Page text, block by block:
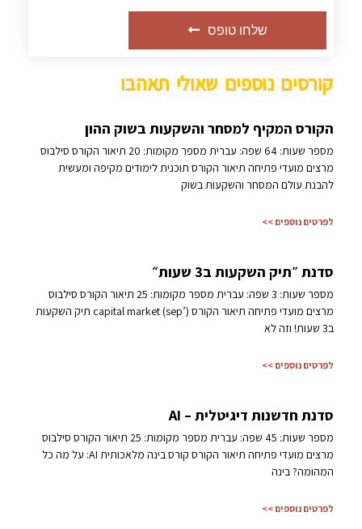
שלחו טופס
קורסים נוספים שאולי תאהבו
הקורס המקיף למסחר והשקעות בשוק ההון
מספר שעות: 64 שפה: עברית מספר מקומות: 20 תיאור הקורס סילבוס
מרצים מועדי פתיחה תיאור הקורס תוכנית לימודים מקיפה ומעשית
להבנת עולם המסחר והשקעות בשוק
לפרטים נוספים >>
סדנת ״תיק השקעות ב3 שעות״
מספר שעות: 3 שפה: עברית מספר מקומות: 25 תיאור הקורס סילבוס
מרצים מועדי פתיחה תיאור הקורס capital market (sep’) תיק השקעות
ב3 שעות! וזה לא
לפרטים נוספים >>
סדנת חדשנות דיגיטלית – AI
מספר שעות: 45 שפה: עברית מספר מקומות: 25 תיאור הקורס סילבוס
מרצים מועדי פתיחה תיאור הקורס קורס בינה מלאכותית AI: על מה כל
המהומה? בינה
לפרטים נוספים >>